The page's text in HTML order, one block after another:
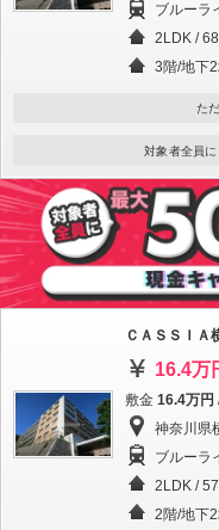
ブルーラ
2LDK /
3階/地下
た
対象者全員に
ＣＡＳＳＩＡ
16.4万
敷金 16.4万円
神奈川県
ブルーラ
2LDK /
2階/地下